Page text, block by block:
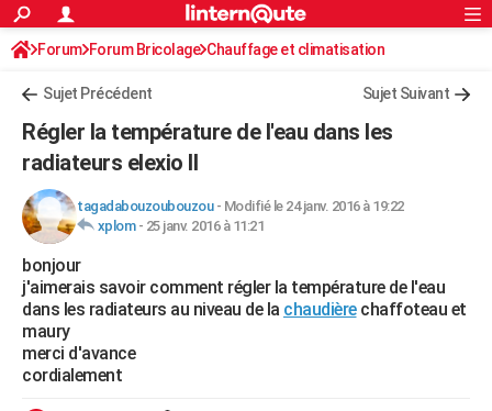
ACTUALITÉS
Politique
Société
Faits Divers
Education
Monde
Villes
+
Programme TV
Streaming
Cinéma
Sorties cinéma
Musique
FINANCE
Retraite
Impôts
Epargne
Immobilier
Risques naturels par ville
Banque
Assurance
Crédit
AUTO
Essais
Réserver un essai
Citadines
Berlines
SUV
Forum auto
HIGH-TECH
Mobiles
Meilleur smartphone
Internet
Ordinateurs
Jeux vidéo
Guide high-tech
+
BRICOLAGE
Forum
Aménagement intérieur
Extérieur
Cuisine
Salle de bains
Jardinage
Rangement
WEEK-END
Guides de France
Escapades
Patrimoine
Expositions
Musées
Week-end nature
+LIFESTYLE
Rechercher
S'inscrire
Connexion
Forum Forum Bricolage Chauffage et climatisation
Sujet Précédent Sujet Suivant
Régler la température de l'eau dans les
radiateurs elexio II
tagadabouzoubouzou- Modifié le 24 janv. 2016 à 19:22
xplom- 25 janv. 2016 à 11:21
bonjour
j'aimerais savoir comment régler la température de l'eau
dans les radiateurs au niveau de la chaudièrechaffoteau et
maury
merci d'avance
cordialement